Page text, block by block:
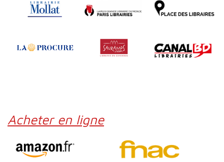
Acheter en ligne